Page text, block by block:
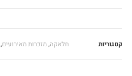
קטגוריות חלאקה,מזכרות מאירועים,